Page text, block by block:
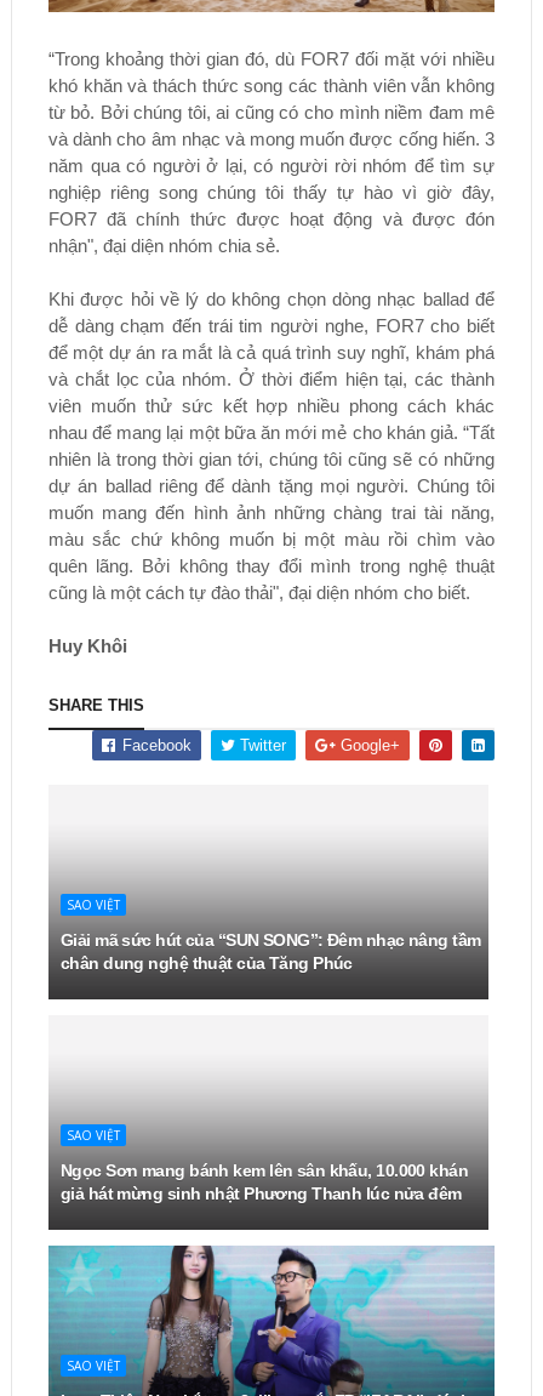
“Trong khoảng thời gian đó, dù FOR7 đối mặt với nhiều
khó khăn và thách thức song các thành viên vẫn không
từ bỏ. Bởi chúng tôi, ai cũng có cho mình niềm đam mê
và dành cho âm nhạc và mong muốn được cống hiến. 3
năm qua có người ở lại, có người rời nhóm để tìm sự
nghiệp riêng song chúng tôi thấy tự hào vì giờ đây,
FOR7 đã chính thức được hoạt động và được đón
nhận", đại diện nhóm chia sẻ.
Khi được hỏi về lý do không chọn dòng nhạc ballad để
dễ dàng chạm đến trái tim người nghe, FOR7 cho biết
để một dự án ra mắt là cả quá trình suy nghĩ, khám phá
và chắt lọc của nhóm. Ở thời điểm hiện tại, các thành
viên muốn thử sức kết hợp nhiều phong cách khác
nhau để mang lại một bữa ăn mới mẻ cho khán giả. “Tất
nhiên là trong thời gian tới, chúng tôi cũng sẽ có những
dự án ballad riêng để dành tặng mọi người. Chúng tôi
muốn mang đến hình ảnh những chàng trai tài năng,
màu sắc chứ không muốn bị một màu rồi chìm vào
quên lãng. Bởi không thay đổi mình trong nghệ thuật
cũng là một cách tự đào thải", đại diện nhóm cho biết.
Huy Khôi
SHARE THIS
Facebook Twitter Google+
SAO VIỆT
Giải mã sức hút của “SUN SONG”: Đêm nhạc nâng tầm
chân dung nghệ thuật của Tăng Phúc
SAO VIỆT
Ngọc Sơn mang bánh kem lên sân khấu, 10.000 khán
giả hát mừng sinh nhật Phương Thanh lúc nửa đêm
SAO VIỆT